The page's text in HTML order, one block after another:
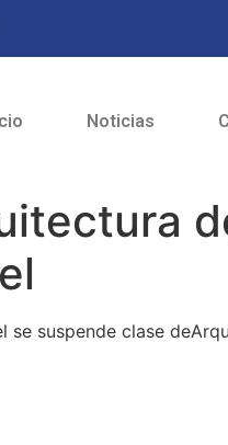
Noticias
suspende clase